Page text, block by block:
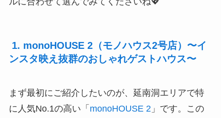
1. monoHOUSE 2（モノハウス2号店）〜イ
ンスタ映え抜群のおしゃれゲストハウス〜
まず最初にご紹介したいのが、延南洞エリアで特
に人気No.1の高い「 monoHOUSE 2 」です。この